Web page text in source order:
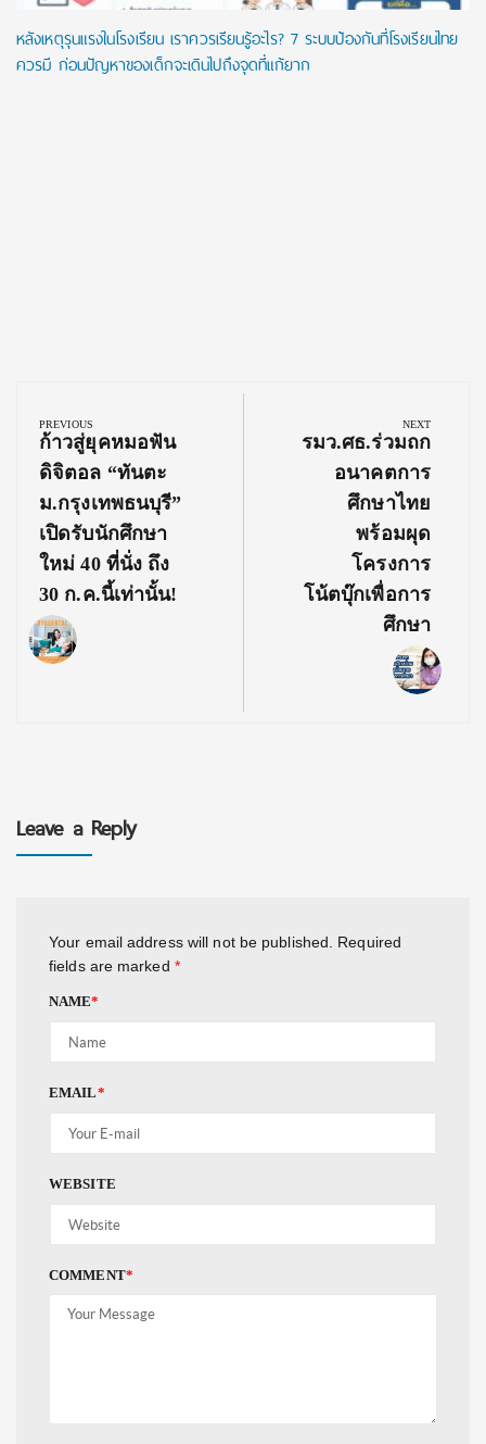
หลังเหตุรุนแรงในโรงเรียน เราควรเรียนรู้อะไร? 7 ระบบป้องกันที่โรงเรียนไทย
ควรมี ก่อนปัญหาของเด็กจะเดินไปถึงจุดที่แก้ยาก
navigation
PREVIOUS
Previous
Post:
ก้าวสู่ยุคหมอฟัน
ดิจิตอล “ทันตะ
ม.กรุงเทพธนบุรี”
เปิดรับนักศึกษา
ใหม่ 40 ที่นั่ง ถึง
30 ก.ค.นี้เท่านั้น!
NEXT
Next
Post:
รมว.ศธ.ร่วมถก
อนาคตการ
ศึกษาไทย
พร้อมผุด
โครงการ
โน้ตบุ๊กเพื่อการ
ศึกษา
Leave a Reply
Your email address will not be published.
Required
fields are marked *
NAME*
EMAIL*
WEBSITE
COMMENT*